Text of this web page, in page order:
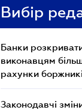
Вибір
Банки
виконавцям
рахунки
Законодавчі